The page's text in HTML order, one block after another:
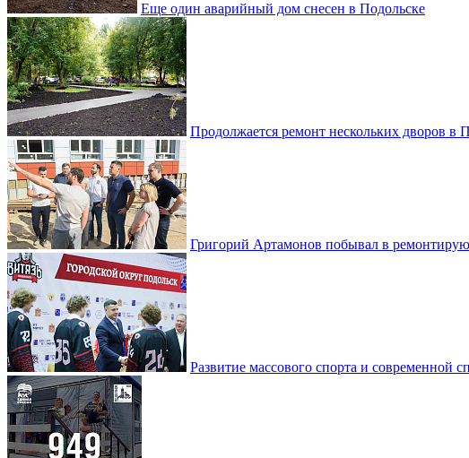
Еще один аварийный дом снесен в Подольске
Продолжается ремонт нескольких дворов в
Григорий Артамонов побывал в
Развитие массового спорта и